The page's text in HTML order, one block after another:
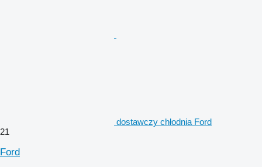
dostawczy chłodnia Ford
21
Ford